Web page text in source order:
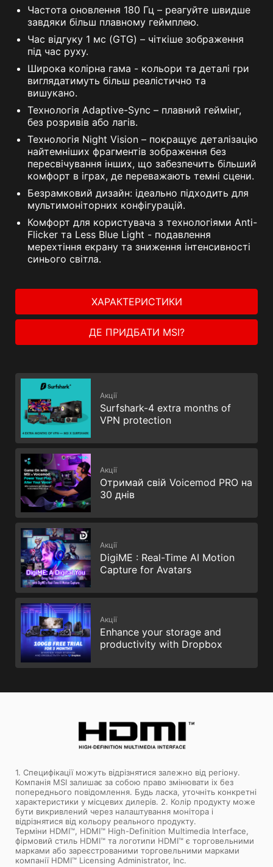
Частота оновлення 180 Гц – реагуйте швидше
завдяки більш плавному геймплею.
Час відгуку 1 мс (GTG) – чіткіше зображення
під час руху.
Широка колірна гама - кольори та деталі гри
виглядатимуть більш реалістично та
вишукано.
Технологія Adaptive-Sync – плавний геймінг,
без розривів або лагів.
Технологія Night Vision – покращує деталізацію
найтемніших фрагментів зображення без
пересвічування інших, що забезпечить більший
комфорт в іграх, де переважають темні сцени.
Безрамковий дизайн: ідеально підходить для
мультимоніторних конфігурацій.
Комфорт для користувача з технологіями Anti-
Flicker та Less Blue Light - подавлення
мерехтіння екрану та зниження інтенсивності
синього світла.
ХАРАКТЕРИСТИКИ
ДЕ ПРИДБАТИ MSI?
Акції
Surfshark-4 extra months of
VPN protection
Акції
Отримай свій Voicemod PRO на
30 днів
Акції
DigiME : Real-Time AI Motion
Capture for Avatars
Акції
Enhance your storage and
productivity with Dropbox
1. Специфікації можуть відрізнятися залежно від регіону.
Компанія MSI залишає за собою право змінювати іх без
попереднього повідомлення. Будь ласка, уточніть конкретні
характеристики у місцевих дилерів. 2. Колір продукту може
бути викривлений через налаштування монітора і
відрізнятися від кольору реального продукту.
Терміни HDMI™, HDMI™ High-Definition Multimedia Interface,
фірмовий стиль HDMI™ та логотипи HDMI™ є торговельними
марками або зареєстрованими торговельними марками
компанії HDMI™ Licensing Administrator, Inc.